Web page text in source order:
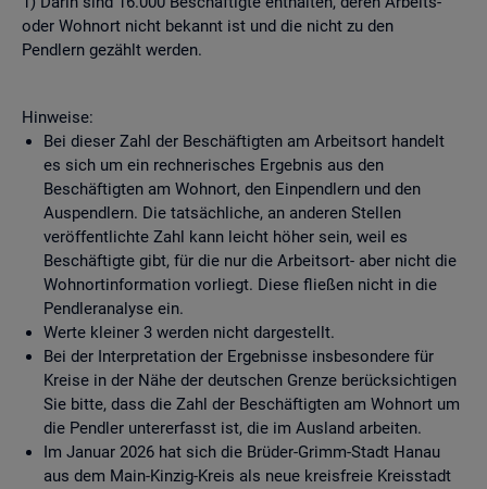
oder Wohnort nicht bekannt ist und die nicht zu den
Pendlern gezählt werden.
Hinweise:
Bei dieser Zahl der Beschäftigten am Arbeitsort handelt
es sich um ein rechnerisches Ergebnis aus den
Beschäftigten am Wohnort, den Einpendlern und den
Auspendlern. Die tatsächliche, an anderen Stellen
veröffentlichte Zahl kann leicht höher sein, weil es
Beschäftigte gibt, für die nur die Arbeitsort- aber nicht die
Wohnortinformation vorliegt. Diese fließen nicht in die
Pendleranalyse ein.
Werte kleiner 3 werden nicht dargestellt.
Bei der Interpretation der Ergebnisse insbesondere für
Kreise in der Nähe der deutschen Grenze berücksichtigen
Sie bitte, dass die Zahl der Beschäftigten am Wohnort um
die Pendler untererfasst ist, die im Ausland arbeiten.
Im Januar 2026 hat sich die Brüder-Grimm-Stadt Hanau
aus dem Main-Kinzig-Kreis als neue kreisfreie Kreisstadt